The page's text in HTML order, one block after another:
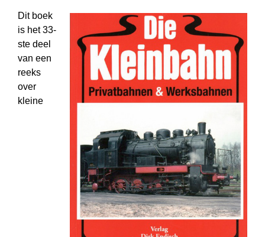
Dit boek
is het 33-
ste deel
van een
reeks
over
kleine